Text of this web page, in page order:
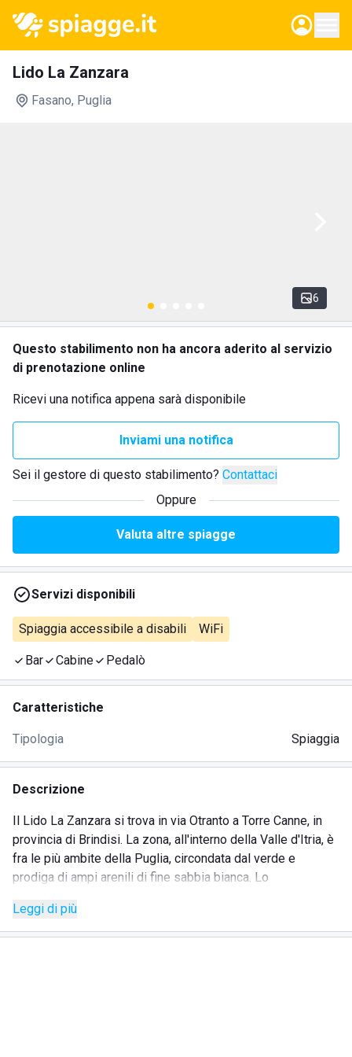
Lido La Zanzara
Fasano, Puglia
6
Questo stabilimento non ha ancora aderito al servizio
di prenotazione online
Ricevi una notifica appena sarà disponibile
Inviami una notifica
Sei il gestore di questo stabilimento? Contattaci
Oppure
Valuta altre spiagge
Servizi disponibili
Spiaggia accessibile a disabili WiFi
Bar Cabine Pedalò
Caratteristiche
Tipologia Spiaggia
Descrizione
Il Lido La Zanzara si trova in via Otranto a Torre Canne, in
provincia di Brindisi. La zona, all'interno della Valle d'Itria, è
fra le più ambite della Puglia, circondata dal verde e
prodiga di ampi arenili di fine sabbia bianca. Lo
piedi grazie alla vicinanza con l'abitato. Nei pressi sono
presenti anche parcheggi e fermate di mezzi pubblici.
Leggi di più